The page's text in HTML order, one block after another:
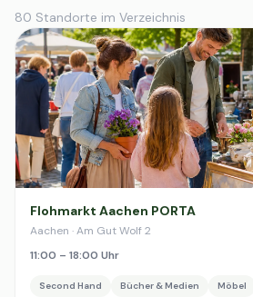
80 Standorte im Verzeichnis
Flohmarkt Aachen PORTA
Aachen · Am Gut Wolf 2
11:00 – 18:00 Uhr
Second Hand Bücher & Medien Möbel